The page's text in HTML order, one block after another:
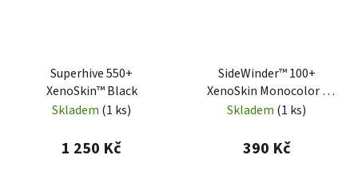
Superhive 550+
XenoSkin™ Black
Skladem (1 ks)
1 250 Kč
SideWinder™ 100+
XenoSkin Monocolor -
Black
Skladem (1 ks)
390 Kč